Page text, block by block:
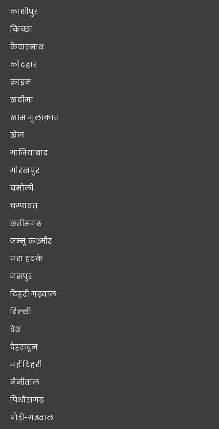
काशीपुर
किच्छा
केदारनाथ
कोटद्वार
क्राइम
खटीमा
खास मुलाक़ात
खेल
गाजियाबाद
गोरखपुर
चमोली
चम्पावत
छत्तीसगढ़
जम्मू कश्मीर
ज़रा हटके
जसपुर
टिहरी गढ़वाल
दिल्ली
देश
देहरादून
नई टिहरी
नैनीताल
पिथौरागढ़
पौड़ी-गढ़वाल